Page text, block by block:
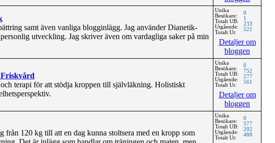
samt även vanliga blogginlägg. Jag använder Dianetik-
utveckling. Jag skriver även om vardagliga saker på min
Unika
Besökare:
Totalt UB:
Utgående:
Totalt Ut:
0
1
233
521
Detaljer om
bloggen
terapi för att stödja kroppen till självläkning. Holistiskt
Unika
Besökare:
Totalt UB:
Utgående:
Totalt Ut:
0
752
277
561
Detaljer om
bloggen
från 120 kg till att en dag kunna stoltsera med en kropp som
Unika
Besökare:
Totalt UB:
Utgående:
Totalt Ut:
0
577
202
488